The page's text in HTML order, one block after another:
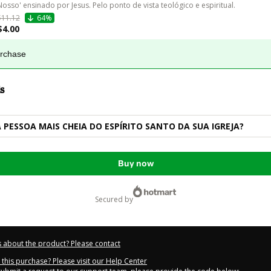
ensinado por Jesus. Pelo ponto de vista teológico e espiritual.
64%
PESSOA MAIS CHEIA DO ESPÍRITO SANTO DA SUA IGREJA?
Buy now
secured by
about the product? Please contact
purchase? Please visit our Help Center